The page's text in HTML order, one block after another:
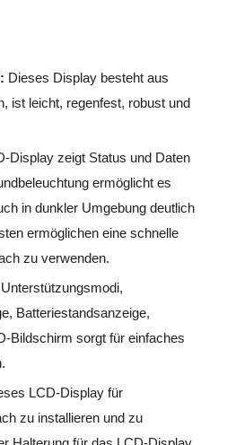
Dieses Display besteht aus
ist leicht, regenfest, robust und
Display zeigt Status und Daten
ermöglicht es
in dunkler Umgebung deutlich
ermöglichen eine schnelle
zu verwenden.
Batteriestandsanzeige,
Bildschirm sorgt für einfaches
LCD-Display für
zu installieren und zu